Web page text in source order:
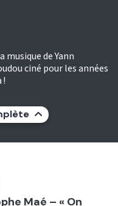
de Yann
ciné pour les années
!
Maé – « On